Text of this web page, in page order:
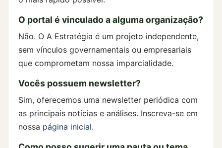
O portal é vinculado a alguma organização?
Não. O A Estratégia é um projeto independente,
sem vínculos governamentais ou empresariais
que comprometam nossa imparcialidade.
Vocês possuem newsletter?
Sim, oferecemos uma newsletter periódica com
as principais notícias e análises. Inscreva-se em
nossa página inicial.